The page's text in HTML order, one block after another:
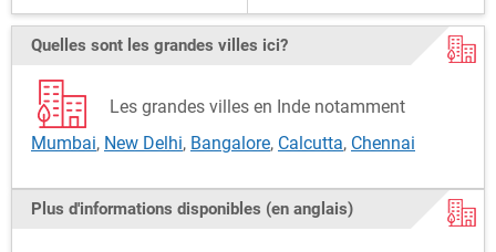
Quelles sont les grandes villes ici?
Les grandes villes en Inde notamment
Mumbai, New Delhi, Bangalore, Calcutta, Chennai
Plus d'informations disponibles (en anglais)